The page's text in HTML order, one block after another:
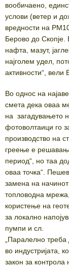
вообичаено,
услови (ветер и
вредности на
Берово до Скопје.
нафта, мазут,
најголем удел,
активности“,
Во однос на
смета дека оваа
на загадувањето
фотоволтаици го
производство на
греење е
период“, но таа
оваа точка“.
замена на
топловодна
користење на
за локално
пумпи и сл.
„Паралелно
во индустријата,
закон за контрола